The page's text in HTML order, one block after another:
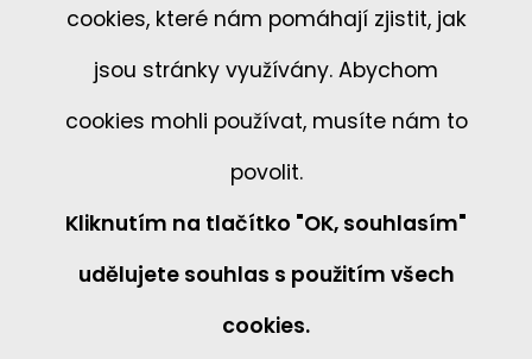
cookies, které nám pomáhají zjistit, jak
jsou stránky využívány. Abychom
cookies mohli používat, musíte nám to
povolit.
Kliknutím na tlačítko "OK, souhlasím"
udělujete souhlas s použitím všech
cookies.